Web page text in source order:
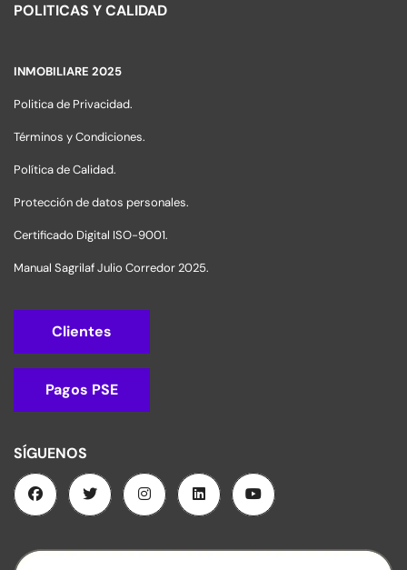
POLITICAS Y CALIDAD
INMOBILIARE 2025
Politica de Privacidad.
Términos y Condiciones.
Política de Calidad.
Protección de datos personales.
Certificado Digital ISO-9001.
Manual Sagrilaf Julio Corredor 2025.
Clientes
Pagos PSE
SÍGUENOS